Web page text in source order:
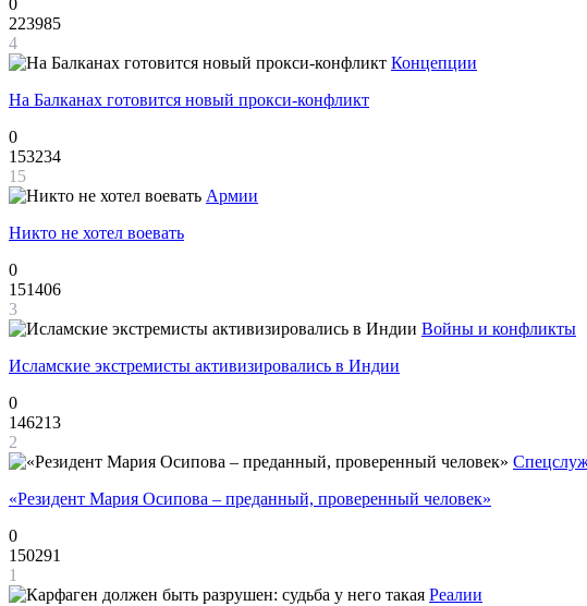
0
223985
4
Концепции
На Балканах готовится новый прокси-конфликт
0
153234
15
Армии
Никто не хотел воевать
0
151406
3
Войны и конфликты
Исламские экстремисты активизировались в Индии
0
146213
2
«Резидент Мария Осипова – преданный, проверенный человек»
0
150291
1
Реалии